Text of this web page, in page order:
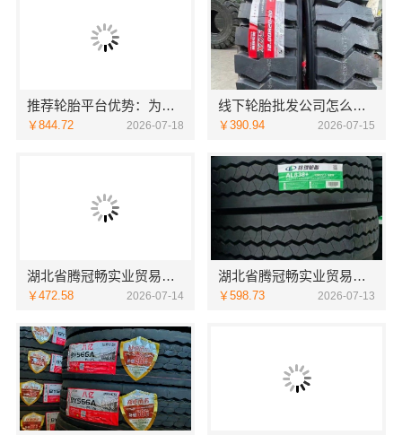
推荐轮胎平台优势：为何选择湖北省腾冠畅实业贸易有限公司
￥844.72 2026-07-18
线下轮胎批发公司怎么做湖北省腾冠畅实业贸易有限公司指南
￥390.94 2026-07-15
湖北省腾冠畅实业贸易有限公司：线上轮胎批发品牌哪里买
￥472.58 2026-07-14
湖北省腾冠畅实业贸易有限公司：知名轮胎平台价格解析
￥598.73 2026-07-13